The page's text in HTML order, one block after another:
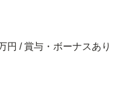
円 / 賞与・ボーナスあり